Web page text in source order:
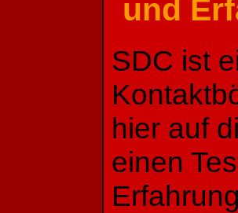
und
SDC ist
hier auf
einen